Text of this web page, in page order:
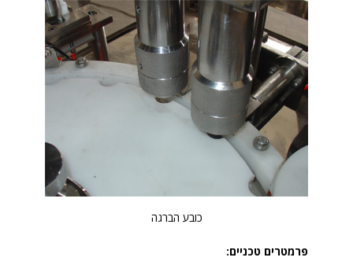
כובע הברגה
פרמטרים טכניים: